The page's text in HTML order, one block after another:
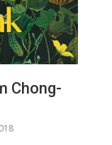
Chong-